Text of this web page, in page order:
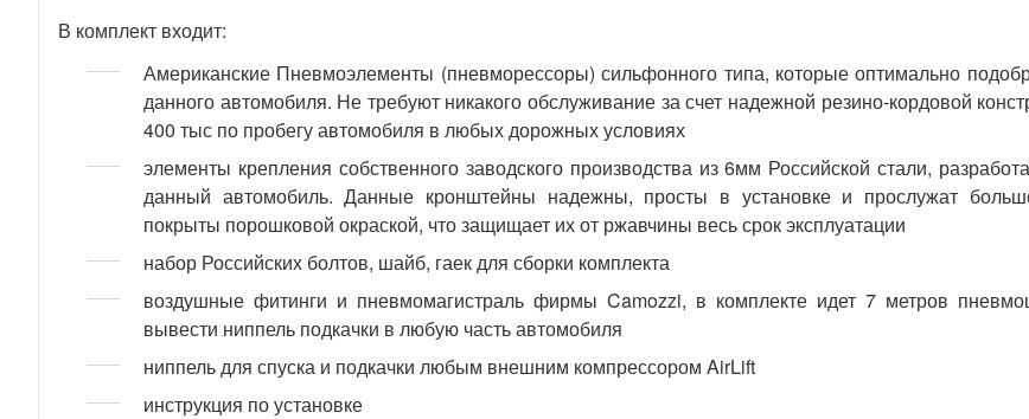
В комплект входит:
Американские Пневмоэлементы (пневморессоры) сильфонного типа, которые оптимально
данного автомобиля. Не требуют никакого обслуживание за счет надежной резино-кордовой
400 тыс по пробегу автомобиля в любых дорожных условиях
элементы крепления собственного заводского производства из 6мм Российской стали,
данный автомобиль. Данные кронштейны надежны, просты в установке и прослужат
покрыты порошковой окраской, что защищает их от ржавчины весь срок эксплуатации
набор Российских болтов, шайб, гаек для сборки комплекта
воздушные фитинги и пневмомагистраль фирмы Camozzi, в комплекте идет 7 метров
вывести ниппель подкачки в любую часть автомобиля
ниппель для спуска и подкачки любым внешним компрессором AirLift
инструкция по установке